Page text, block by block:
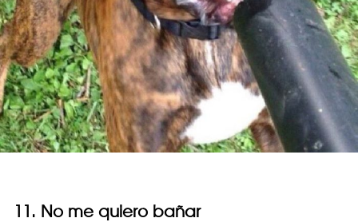
11. No me quiero bañar